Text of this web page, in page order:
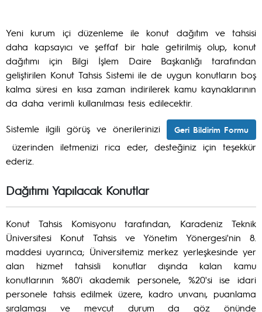
Yeni kurum içi düzenleme ile konut dağıtım ve tahsisi
daha kapsayıcı ve şeffaf bir hale getirilmiş olup, konut
dağıtımı için Bilgi İşlem Daire Başkanlığı tarafından
geliştirilen Konut Tahsis Sistemi ile de uygun konutların boş
kalma süresi en kısa zaman indirilerek kamu kaynaklarının
da daha verimli kullanılması tesis edilecektir.
Sistemle ilgili görüş ve önerilerinizi Geri Bildirim Formu
üzerinden iletmenizi rica eder, desteğiniz için teşekkür
ederiz.
Dağıtımı Yapılacak Konutlar
Konut Tahsis Komisyonu tarafından, Karadeniz Teknik
Üniversitesi Konut Tahsis ve Yönetim Yönergesi'nin 8.
maddesi uyarınca; Üniversitemiz merkez yerleşkesinde yer
alan hizmet tahsisli konutlar dışında kalan kamu
konutlarının %80'i akademik personele, %20'si ise idari
personele tahsis edilmek üzere, kadro unvanı, puanlama
sıralaması ve mevcut durum da göz önünde